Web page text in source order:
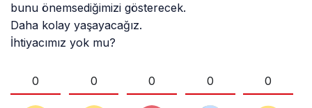
bunu önemsediğimizi gösterecek.
Daha kolay yaşayacağız.
İhtiyacımız yok mu?
0 0 0 0 0